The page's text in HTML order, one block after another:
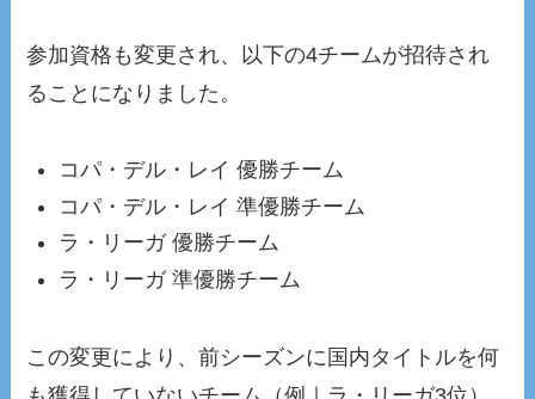
参加資格も変更され、以下の4チームが招待され
ることになりました。
コパ・デル・レイ 優勝チーム
コパ・デル・レイ 準優勝チーム
ラ・リーガ 優勝チーム
ラ・リーガ 準優勝チーム
この変更により、前シーズンに国内タイトルを何